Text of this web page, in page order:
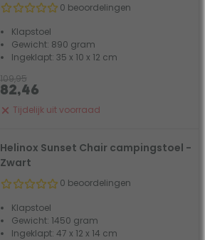
0 beoordelingen
Klapstoel
Gewicht: 890 gram
Ingeklapt: 35 x 10 x 12 cm
Tijdelijk uit voorraad
109,95
82,46
Helinox Sunset Chair campingstoel -
Zwart
0 beoordelingen
Klapstoel
Gewicht: 1450 gram
Ingeklapt: 47 x 12 x 14 cm